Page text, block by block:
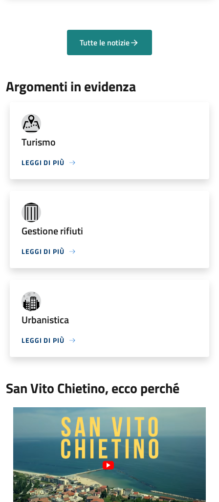
Tutte le notizie
Argomenti in evidenza
Turismo
LEGGI DI PIÙ
Gestione rifiuti
LEGGI DI PIÙ
Urbanistica
LEGGI DI PIÙ
San Vito Chietino, ecco perché
Video Comune di San Vito Chietino